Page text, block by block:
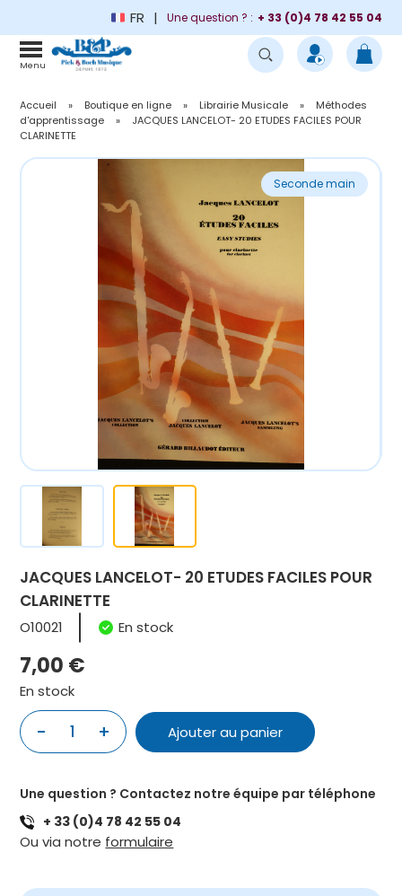
FR Une question ? : + 33 (0)4 78 42 55 04
Menu
Accueil » Boutique en ligne » Librairie Musicale »
Méthodes
d'apprentissage
»
JACQUES LANCELOT- 20 ETUDES FACILES POUR
CLARINETTE
Seconde main
JACQUES LANCELOT- 20 ETUDES FACILES POUR
CLARINETTE
O10021 En stock
7,00 €
En stock
-
20
ETUDES
FACILES
CLARINETTE
+ Ajouter au panier
Une question ? Contactez notre équipe par téléphone
+ 33 (0)4 78 42 55 04
Ou via notre formulaire